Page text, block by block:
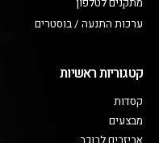
מתקנים לטלפון
ערכות התנעה / בוסטרים
קטגוריות ראשיות
קסדות
מבצעים